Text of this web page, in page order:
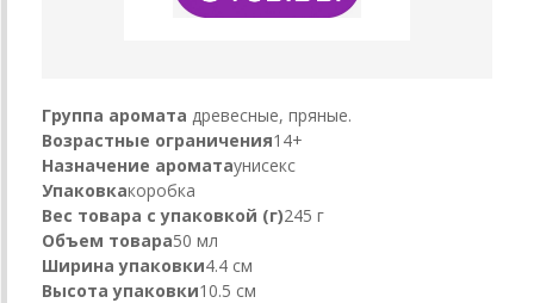
Группа аромата древесные, пряные.
Возрастные ограничения14+
Назначение ароматаунисекс
Упаковкакоробка
Вес товара с упаковкой (г)245 г
Объем товара50 мл
Ширина упаковки4.4 см
Высота упаковки10.5 см